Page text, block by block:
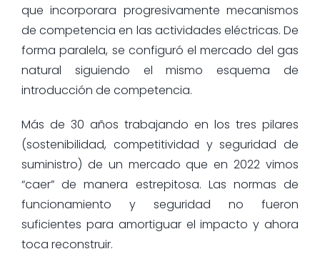
que incorporara progresivamente mecanismos
de competencia en las actividades eléctricas. De
forma paralela, se configuró el mercado del gas
natural siguiendo el mismo esquema de
introducción de competencia.
Más de 30 años trabajando en los tres pilares
(sostenibilidad, competitividad y seguridad de
suministro) de un mercado que en 2022 vimos
“caer” de manera estrepitosa. Las normas de
funcionamiento y seguridad no fueron
suficientes para amortiguar el impacto y ahora
toca reconstruir.